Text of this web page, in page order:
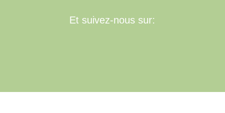
Et suivez-nous sur: